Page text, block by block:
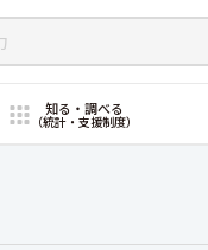
知る・調べる
（統計・支援制度）